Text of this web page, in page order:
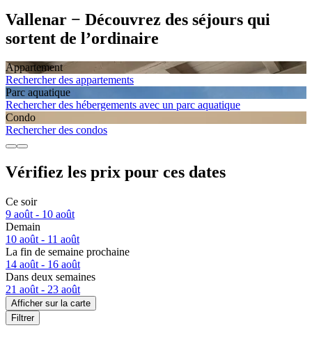
Vallenar − Découvrez des séjours qui
sortent de l’ordinaire
Appartement
Rechercher des appartements
Parc aquatique
Rechercher des hébergements avec un parc aquatique
Condo
Rechercher des condos
Vérifiez les prix pour ces dates
Ce soir
9 août - 10 août
Demain
10 août - 11 août
La fin de semaine prochaine
14 août - 16 août
Dans deux semaines
21 août - 23 août
Afficher sur la carte
Filtrer